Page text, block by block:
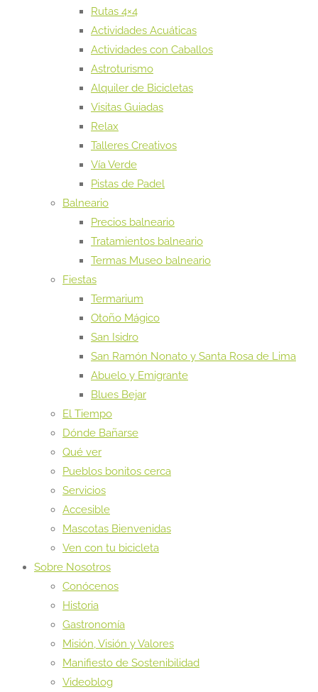
Rutas 4×4
Actividades Acuáticas
Actividades con Caballos
Astroturismo
Alquiler de Bicicletas
Visitas Guiadas
Relax
Talleres Creativos
Vía Verde
Pistas de Padel
Balneario
Precios balneario
Tratamientos balneario
Termas Museo balneario
Fiestas
Termarium
Otoño Mágico
San Isidro
San Ramón Nonato y Santa Rosa de Lima
Abuelo y Emigrante
Blues Bejar
El Tiempo
Dónde Bañarse
Qué ver
Pueblos bonitos cerca
Servicios
Accesible
Mascotas Bienvenidas
Ven con tu bicicleta
Sobre Nosotros
Conócenos
Historia
Gastronomía
Misión, Visión y Valores
Manifiesto de Sostenibilidad
Videoblog